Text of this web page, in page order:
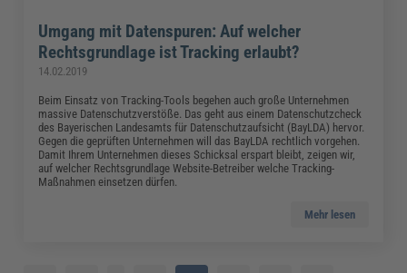
Umgang mit Datenspuren: Auf welcher
Rechtsgrundlage ist Tracking erlaubt?
14.02.2019
Beim Einsatz von Tracking-Tools begehen auch große Unternehmen
massive Datenschutzverstöße. Das geht aus einem Datenschutzcheck
des Bayerischen Landesamts für Datenschutzaufsicht (BayLDA) hervor.
Gegen die geprüften Unternehmen will das BayLDA rechtlich vorgehen.
Damit Ihrem Unternehmen dieses Schicksal erspart bleibt, zeigen wir,
auf welcher Rechtsgrundlage Website-Betreiber welche Tracking-
Maßnahmen einsetzen dürfen.
Mehr lesen